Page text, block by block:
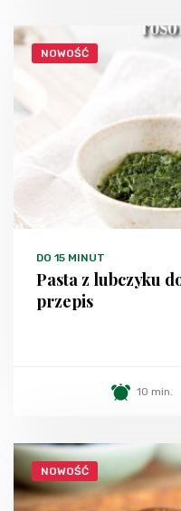
NOWOŚĆ
DO 15 MINUT
Pasta z lubczyku
przepis
10 min.
NOWOŚĆ